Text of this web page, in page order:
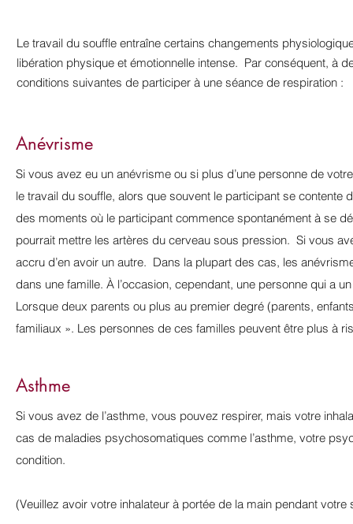
Le travail du souffle entraîne certains changements
libération physique et émotionnelle intense. Par conséquent, à
conditions suivantes de participer à une séance de respiration :
Anévrisme
Si vous avez eu un anévrisme ou si plus d’une personne de
le travail du souffle, alors que souvent le participant se
des moments où le participant commence spontanément à se
pourrait mettre les artères du cerveau sous pression. Si vous
accru d’en avoir un autre. Dans la plupart des cas, les
dans une famille. À l’occasion, cependant, une personne qui a
Lorsque deux parents ou plus au premier degré (parents,
familiaux ». Les personnes de ces familles peuvent être plus à
Asthme
Si vous avez de l’asthme, vous pouvez respirer, mais votre
cas de maladies psychosomatiques comme l’asthme, votre
condition.
(Veuillez avoir votre inhalateur à portée de la main pendant